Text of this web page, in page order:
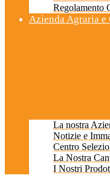
Regolamento
Azienda Agraria e
La nostra
Notizie e
Centro
La Nostra
I Nostri